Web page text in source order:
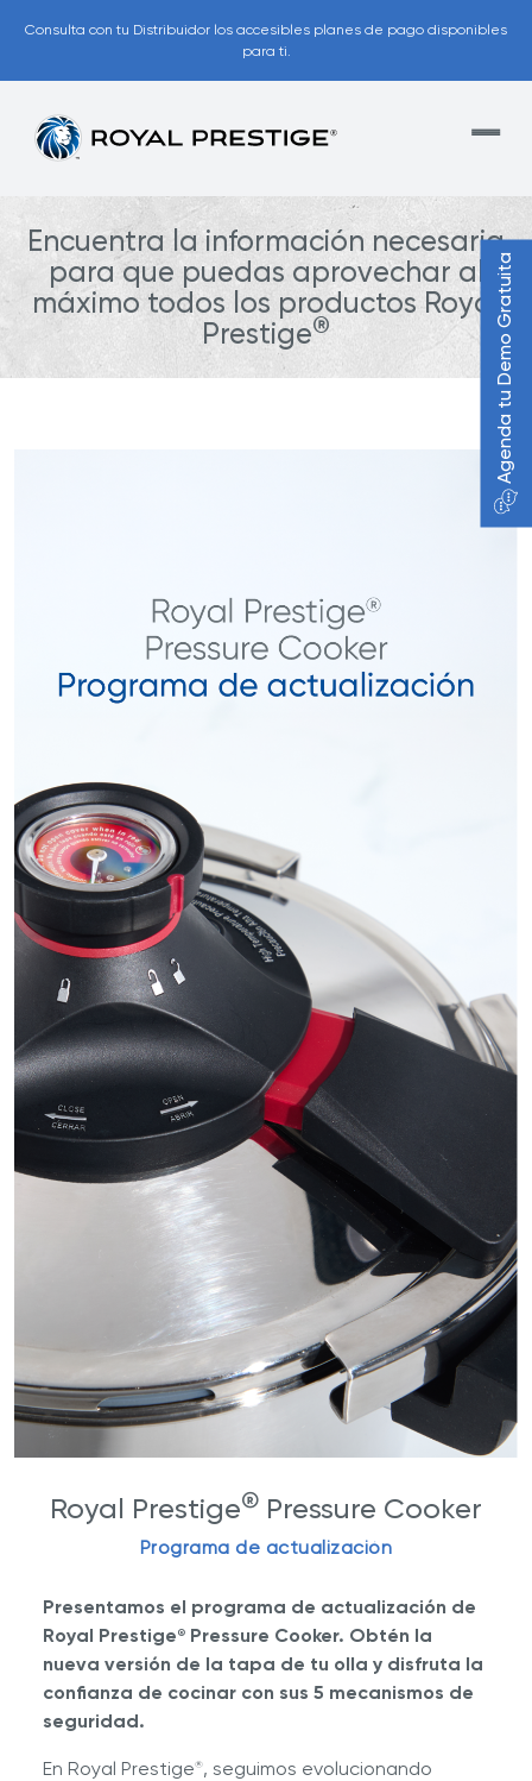
Consulta con tu Distribuidor los accesibles planes de pago disponibles
para ti.
Encuentra la información necesaria
para que puedas aprovechar al
máximo todos los productos Royal
Prestige®
Royal Prestige® Pressure Cooker
Programa de actualización
Presentamos el programa de actualización de
Royal Prestige ® Pressure Cooker. Obtén la
nueva versión de la tapa de tu olla y disfruta la
confianza de cocinar con sus 5 mecanismos de
seguridad.
En Royal Prestige®, seguimos evolucionando
Agenda tu Demo Gratuita